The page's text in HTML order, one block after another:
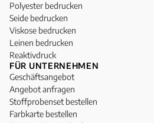
Polyester bedrucken
Seide bedrucken
Viskose bedrucken
Leinen bedrucken
Reaktivdruck
FÜR UNTERNEHMEN
Geschäftsangebot
Angebot anfragen
Stoffprobenset bestellen
Farbkarte bestellen